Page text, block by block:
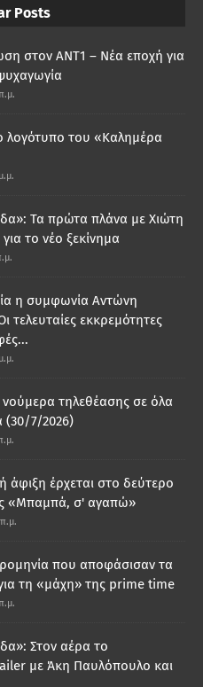
Posts
στον ΑΝΤ1 – Νέα εποχή για
λογότυπο του «Καλημέρα
Τα πρώτα πλάνα με Χιώτη
το νέο ξεκίνημα
η συμφωνία Αντώνη
τελευταίες εκκρεμότητες
νούμερα τηλεθέασης σε όλα
(30/7/2026)
άφιξη έρχεται στο δεύτερο
«Μπαμπά, σ' αγαπώ»
που αποφάσισαν τα
τη «μάχη» της prime time
Στον αέρα το
με Άκη Παυλόπουλο και